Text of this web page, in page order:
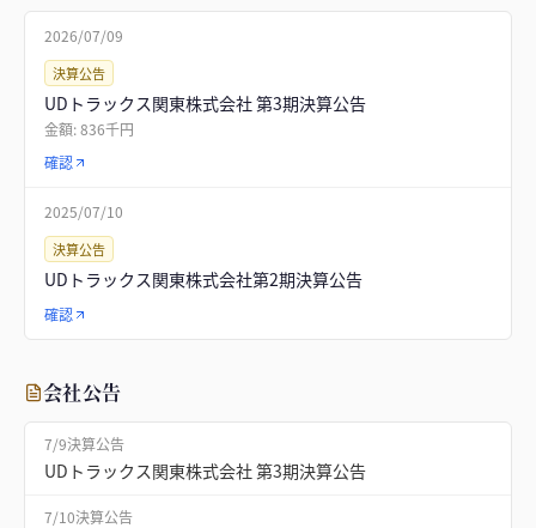
2026/07/09
決算公告
UDトラックス関東株式会社 第3期決算公告
金額:836千円
確認
2025/07/10
決算公告
UDトラックス関東株式会社第2期決算公告
確認
会社公告
7/9決算公告
UDトラックス関東株式会社 第3期決算公告
7/10決算公告